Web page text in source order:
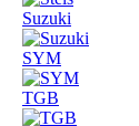
Suzuki
SYM
TGB